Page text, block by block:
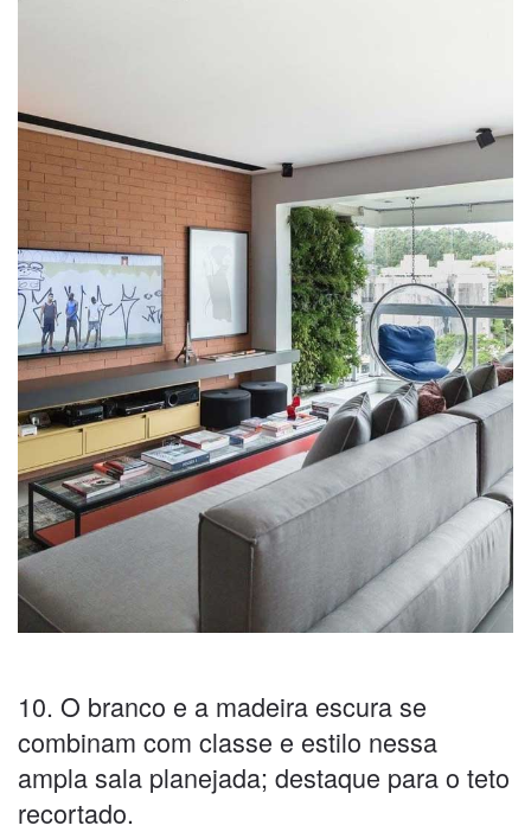
10. O branco e a madeira escura se
combinam com classe e estilo nessa
ampla sala planejada; destaque para o teto
recortado.